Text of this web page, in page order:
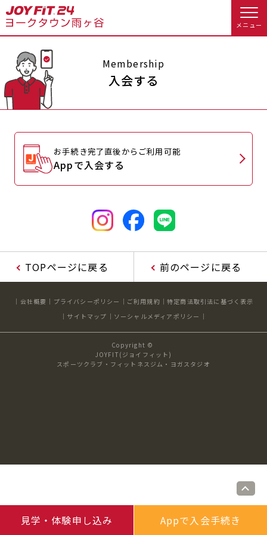
メニュー
店舗トップ
会員の方へトップ
会員様へのお知らせ
アクセス
店舗情報・サービス よくあるご質問
店舗へのお問い合わせ
入会のお手続きをする
料金・サービス等詳しく見る
入会を悩まれている方へトップ
キャンペーン 料金のご案内
店舗情報・サービス
スタジオプログラム情報
JOYFIT総合トップ JOYFIT
JOYFIT24 JOYFIT YOGA
Membership
入会する
お手続き完了直後からご利用可能
Appで入会する
見学・体験申し込み Appで入会手続き
TOPページに戻る 前のページに戻る
会社概要 プライバシーポリシー ご利用規約
特定商法取引法に基づく表示
サイトマップ
ソーシャルメディアポリシー
Copyright ©
JOYFIT(ジョイフィット)
スポーツクラブ・フィットネスジム・ヨガスタジオ